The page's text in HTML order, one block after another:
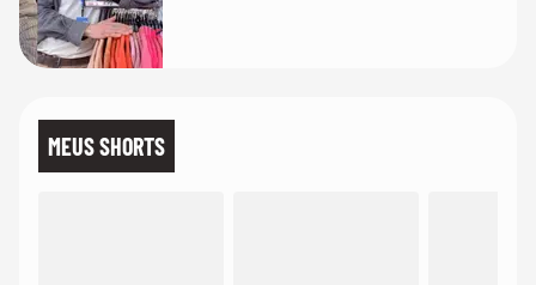
MEUS SHORTS